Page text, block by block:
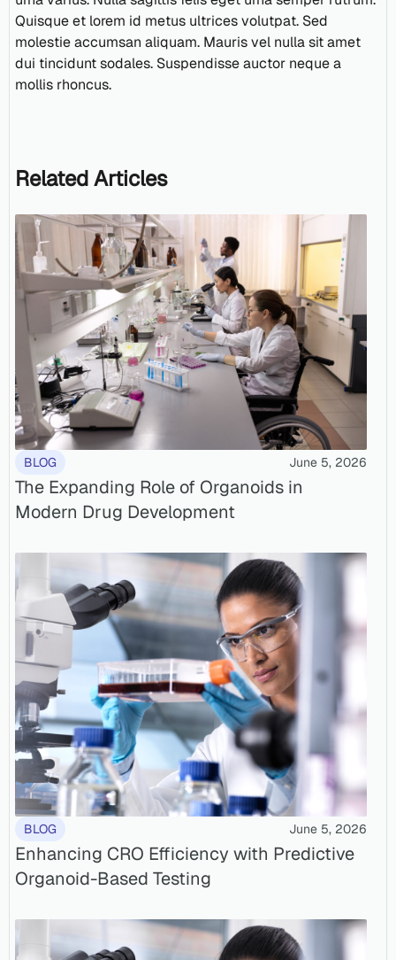
Quisque et lorem id metus ultrices volutpat. Sed
molestie accumsan aliquam. Mauris vel nulla sit amet
dui tincidunt sodales. Suspendisse auctor neque a
mollis rhoncus.
Related Articles
BLOG June 5, 2026
The Expanding Role of Organoids in
Modern Drug Development
BLOG June 5, 2026
Enhancing CRO Efficiency with Predictive
Organoid-Based Testing